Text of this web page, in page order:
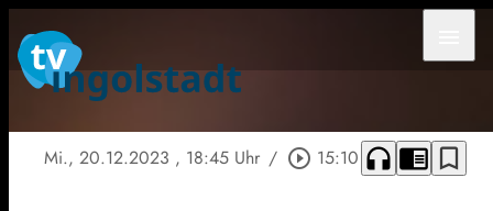
Mi., 20.12.2023 , 18:45 Uhr / play_circle_outline 15:10 headphones chrome_reader_mode bookmark_border